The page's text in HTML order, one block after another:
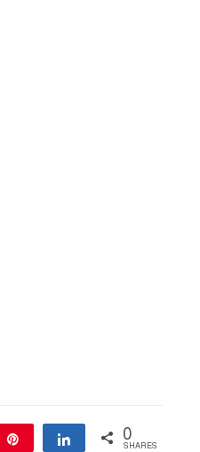
Share 0
SHARES